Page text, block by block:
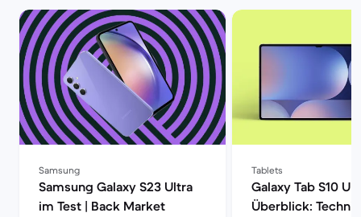
Samsung
Samsung Galaxy S23 Ultra
im Test | Back Market
Tablets
Galaxy Tab S10
Überblick: